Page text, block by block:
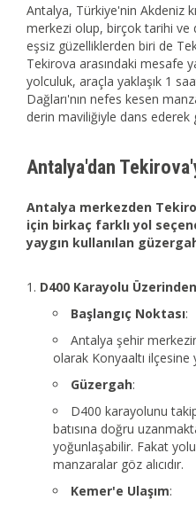
Antalya, Türkiye'nin Akdeniz
merkezi olup, birçok tarihi ve
eşsiz güzelliklerden biri de
Tekirova arasındaki mesafe
yolculuk, araçla yaklaşık 1
Dağları'nın nefes kesen
derin maviliğiyle dans ederek
Antalya'dan
Antalya merkezden
için birkaç farklı yol
yaygın kullanılan
D400 Karayolu
Başlangıç Noktası:
Antalya şehir
olarak Konyaaltı ilçesine
Güzergah:
D400 karayolunu
batısına doğru
yoğunlaşabilir. Fakat
manzaralar göz alıcıdır.
Kemer'e Ulaşım: